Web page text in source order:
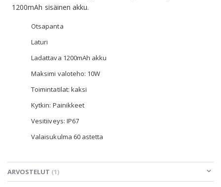
1200mAh sisäinen akku.
Otsapanta
Laturi
Ladattava 1200mAh akku
Maksimi valoteho: 10W
Toimintatilat: kaksi
Kytkin: Painikkeet
Vesitiiveys: IP67
Valaisukulma 60 astetta
ARVOSTELUT 1